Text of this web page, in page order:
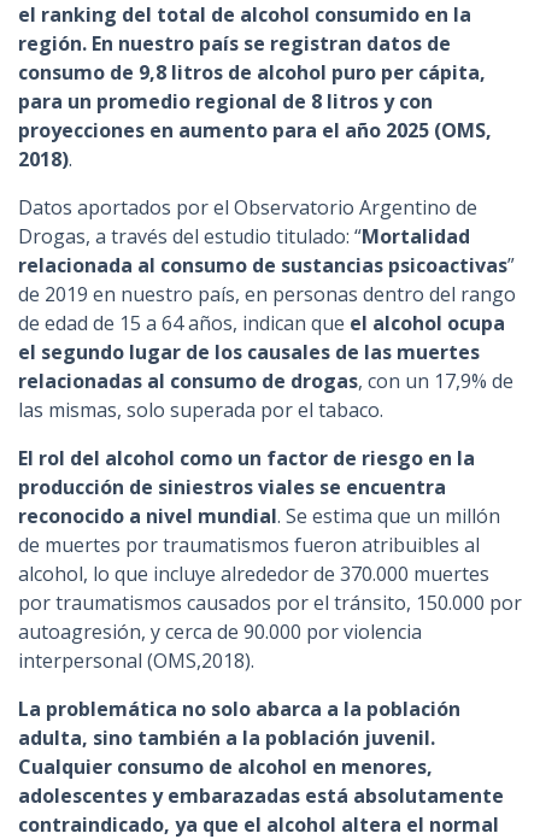
el ranking del total de alcohol consumido en la
región. En nuestro país se registran datos de
consumo de 9,8 litros de alcohol puro per cápita,
para un promedio regional de 8 litros y con
proyecciones en aumento para el año 2025 (OMS,
2018).
Datos aportados por el Observatorio Argentino de
Drogas, a través del estudio titulado: “Mortalidad
relacionada al consumo de sustancias psicoactivas”
de 2019 en nuestro país, en personas dentro del rango
de edad de 15 a 64 años, indican que el alcohol ocupa
el segundo lugar de los causales de las muertes
relacionadas al consumo de drogas, con un 17,9% de
las mismas, solo superada por el tabaco.
El rol del alcohol como un factor de riesgo en la
producción de siniestros viales se encuentra
reconocido a nivel mundial. Se estima que un millón
de muertes por traumatismos fueron atribuibles al
alcohol, lo que incluye alrededor de 370.000 muertes
por traumatismos causados por el tránsito, 150.000 por
autoagresión, y cerca de 90.000 por violencia
interpersonal (OMS,2018).
La problemática no solo abarca a la población
adulta, sino también a la población juvenil.
Cualquier consumo de alcohol en menores,
adolescentes y embarazadas está absolutamente
contraindicado, ya que el alcohol altera el normal